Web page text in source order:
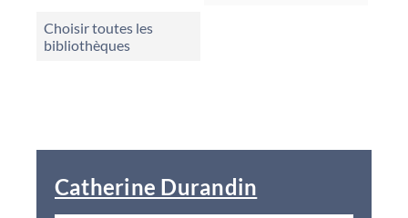
Choisir toutes les
bibliothèques
Catherine Durandin